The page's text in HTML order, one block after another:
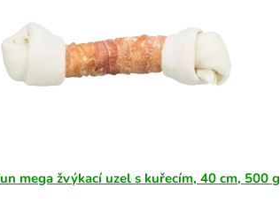
mega žvýkací uzel s kuřecím, 40 cm, 500 g